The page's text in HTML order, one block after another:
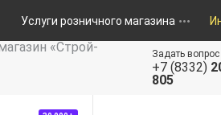
Услуги розничного магазина
Задать вопрос
+7 (8332)
805